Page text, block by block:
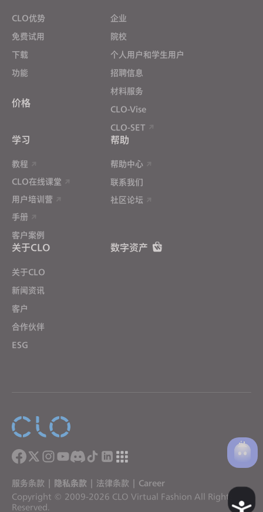
A
CLO优势
免费试用
下载
功能
价格
企业
院校
个人用户和学生用户
招聘信息
材料服务
CLO-Vise
CLO-SET
学习
教程
CLO在线课堂
用户培训营
手册
客户案例
帮助
帮助中心
联系我们
社区论坛
关于CLO
关于CLO
新闻资讯
客户
合作伙伴
ESG
数字资产
服务条款 | 隐私条款 | 法律条款 | Career
Copyright © 2009-2026 CLO Virtual Fashion All Rights
Reserved.